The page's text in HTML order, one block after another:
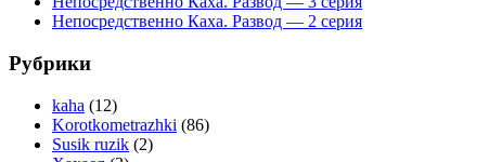
Непосредственно Каха. Развод — 2 серия
Рубрики
kaha (12)
Korotkometrazhki (86)
Susik ruzik (2)